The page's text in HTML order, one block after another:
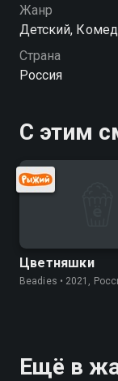
заветное
Посмотреть
Волшебная
Жанр
Детский,
Страна
Россия
С этим
Цветняшки
Beadies • 2021,
Ещё в